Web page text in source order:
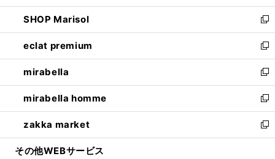
開
く
ウ
で
開
く
ン
ド
ウ
で
開
く
ウ
ィ
ン
ド
ウ
で
開
く
し
い
ウ
ィ
ン
ド
ウ
で
開
く
SHOP Marisol
新
し
い
ウ
ィ
ン
ド
ウ
で
開
eclat premium
新
し
い
ウ
ィ
ン
ド
ウ
mirabella
新
し
い
ウ
ィ
ン
mirabella homme
新
し
い
ウ
zakka market
新
し
その他WEBサービス